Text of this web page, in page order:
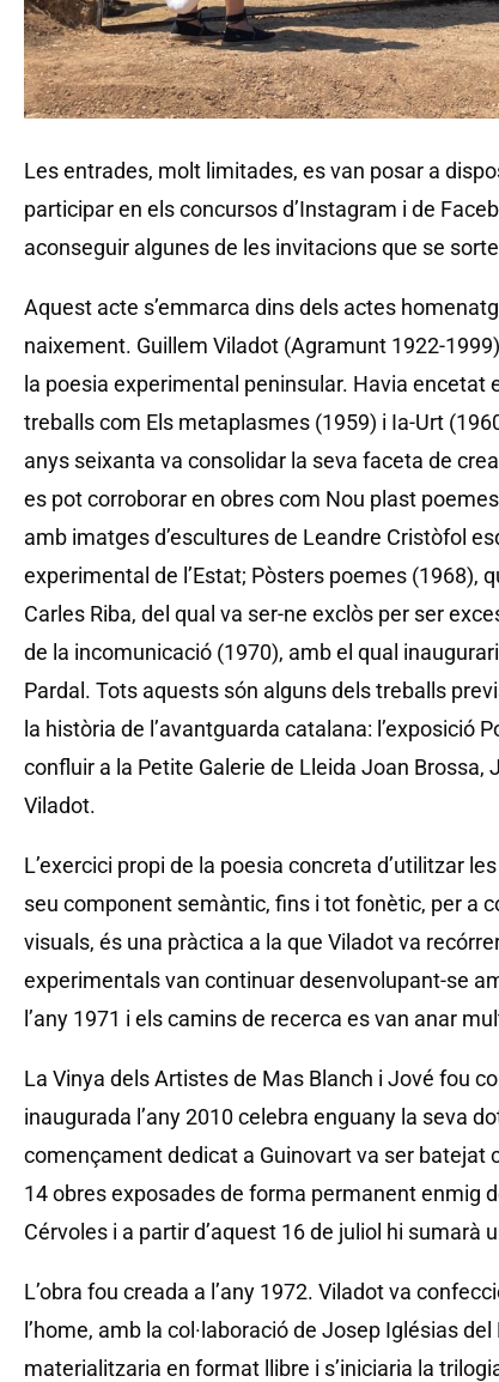
Les entrades, molt limitades, es van posar a
participar en els concursos d’Instagram i de
aconseguir algunes de les invitacions que se
Aquest acte s’emmarca dins dels actes
naixement. Guillem Viladot (Agramunt 1922-
la poesia experimental peninsular. Havia encetat
treballs com Els metaplasmes (1959) i Ia-Urt
anys seixanta va consolidar la seva faceta de
es pot corroborar en obres com Nou plast
amb imatges d’escultures de Leandre Cristòfol
experimental de l’Estat; Pòsters poemes (1968),
Carles Riba, del qual va ser-ne exclòs per ser
de la incomunicació (1970), amb el qual
Pardal. Tots aquests són alguns dels treballs
la història de l’avantguarda catalana: l’exposició
confluir a la Petite Galerie de Lleida Joan Brossa,
Viladot.
L’exercici propi de la poesia concreta d’utilitzar
seu component semàntic, fins i tot fonètic, per a
visuals, és una pràctica a la que Viladot va
experimentals van continuar desenvolupant-se
l’any 1971 i els camins de recerca es van anar
La Vinya dels Artistes de Mas Blanch i Jové fou
inaugurada l’any 2010 celebra enguany la seva
començament dedicat a Guinovart va ser
14 obres exposades de forma permanent enmig
Cérvoles i a partir d’aquest 16 de juliol hi sumarà
L’obra fou creada a l’any 1972. Viladot va
l’home, amb la col·laboració de Josep Iglésias
materialitzaria en format llibre i s’iniciaria la